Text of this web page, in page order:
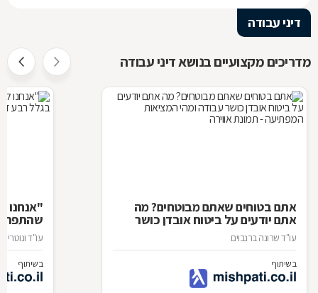
דיני עבודה
מדריכים מקצועיים בנושא דיני עבודה
אתם בטוחים שאתם מבוטחים? מה
אתם יודעים על ביטוח אובדן כושר
עבודה ומהי המציאות המפתיעה
עו"ד שרונה ברנבוים
בשיתוף
"אנחנו
עו"ד
בשיתוף